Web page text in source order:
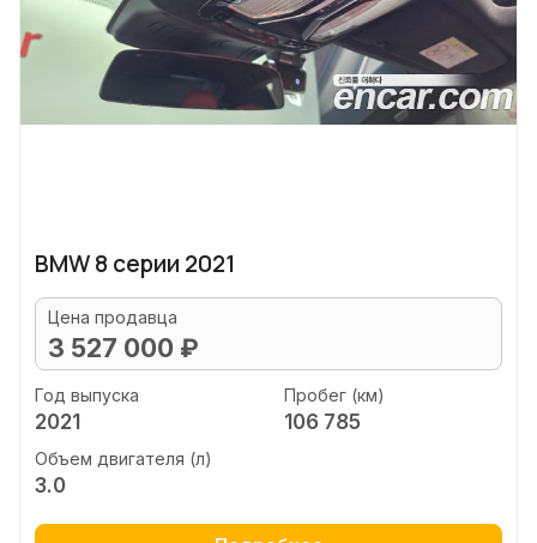
BMW 8 серии 2021
Цена продавца
3 527 000 ₽
Год выпуска
2021
Пробег (км)
106 785
Объем двигателя (л)
3.0